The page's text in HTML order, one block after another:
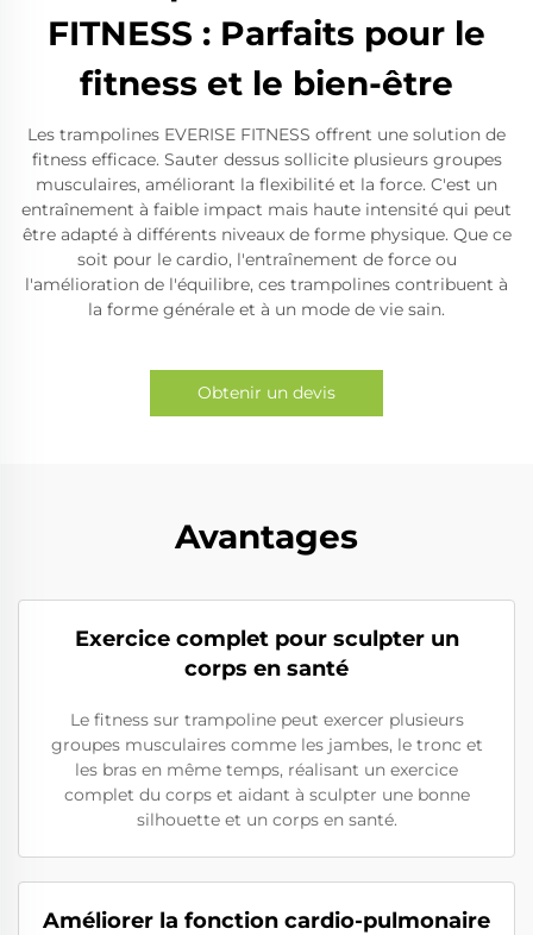
FITNESS : Parfaits pour le
fitness et le bien-être
Les trampolines EVERISE FITNESS offrent une solution de
fitness efficace. Sauter dessus sollicite plusieurs groupes
musculaires, améliorant la flexibilité et la force. C'est un
entraînement à faible impact mais haute intensité qui peut
être adapté à différents niveaux de forme physique. Que ce
soit pour le cardio, l'entraînement de force ou
l'amélioration de l'équilibre, ces trampolines contribuent à
la forme générale et à un mode de vie sain.
Obtenir un devis
Avantages
Exercice complet pour sculpter un
corps en santé
Le fitness sur trampoline peut exercer plusieurs
groupes musculaires comme les jambes, le tronc et
les bras en même temps, réalisant un exercice
complet du corps et aidant à sculpter une bonne
silhouette et un corps en santé.
Améliorer la fonction cardio-pulmonaire